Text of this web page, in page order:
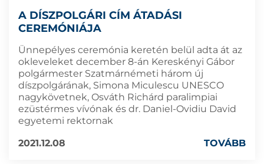
A DÍSZPOLGÁRI CÍM ÁTADÁSI
CEREMÓNIÁJA
Ünnepélyes ceremónia keretén belül adta át az
okleveleket december 8-án Kereskényi Gábor
polgármester Szatmárnémeti három új
díszpolgárának, Simona Miculescu UNESCO
nagykövetnek, Osváth Richárd paralimpiai
ezüstérmes vívónak és dr. Daniel-Ovidiu David
egyetemi rektornak
2021.12.08
TOVÁBB